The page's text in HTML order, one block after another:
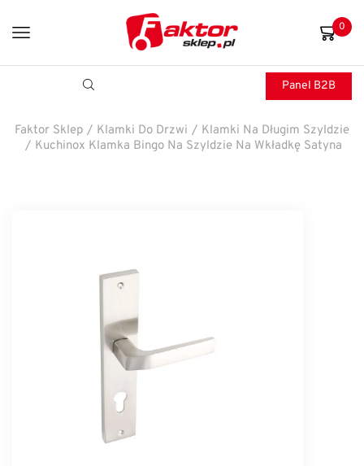
0
Panel B2B
Faktor Sklep / Klamki Do Drzwi / Klamki Na Długim Szyldzie
/ Kuchinox Klamka Bingo Na Szyldzie Na Wkładkę Satyna